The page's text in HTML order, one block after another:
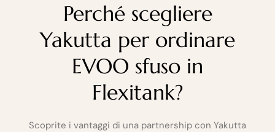
Perché scegliere
Yakutta per ordinare
EVOO sfuso in
Flexitank?
Scoprite i vantaggi di una partnership con Yakutta